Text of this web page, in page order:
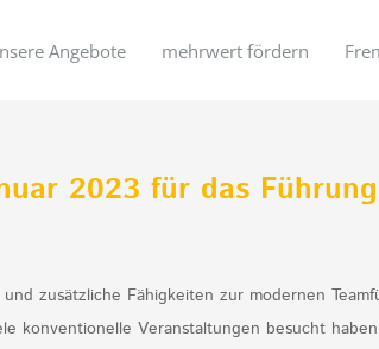
Angebote mehrwert fördern
2023 für das
zusätzliche Fähigkeiten zur modernen
konventionelle Veranstaltungen besucht